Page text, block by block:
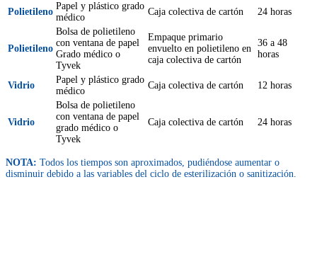
Polietileno
Papel y plástico grado
médico
Caja colectiva de cartón 24 horas
Polietileno
Bolsa de polietileno
con ventana de papel
Grado médico o
Tyvek
Empaque primario
envuelto en polietileno en
caja colectiva de cartón
36 a 48
horas
Vidrio
Papel y plástico grado
médico
Caja colectiva de cartón 12 horas
Vidrio
Bolsa de polietileno
con ventana de papel
grado médico o
Tyvek
Caja colectiva de cartón 24 horas
NOTA: Todos los tiempos son aproximados, pudiéndose aumentar o
disminuir debido a las variables del ciclo de esterilización o sanitización.